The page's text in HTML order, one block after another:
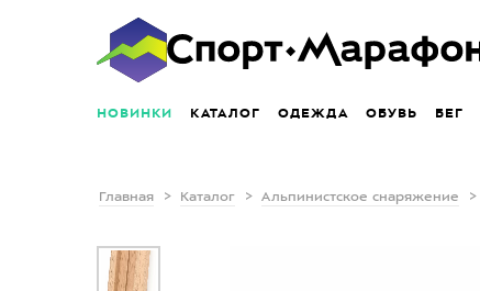
НОВИНКИ КАТАЛОГ ОДЕЖДА ОБУВЬ БЕГ
Главная Каталог Альпинистское снаряжение